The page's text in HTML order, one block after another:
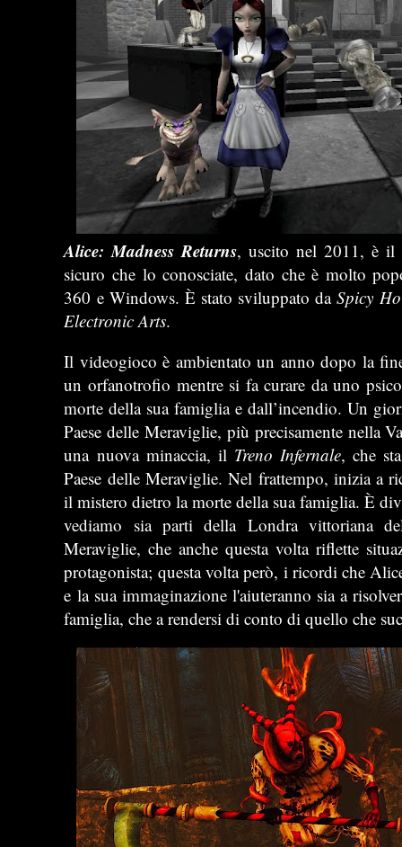
Alice: Madness Returns, uscito nel 2011, è il
sicuro che lo conosciate, dato che è molto
360 e Windows. È stato sviluppato daSpicy
Electronic Arts.
Il videogioco è ambientato un anno dopo la
un orfanotrofio mentre si fa curare da uno
morte della sua famiglia e dall’incendio. Un
Paese delle Meraviglie, più precisamente nella
una nuova minaccia, il Treno Infernale, che
Paese delle Meraviglie. Nel frattempo, inizia a
il mistero dietro la morte della sua famiglia. È
vediamo sia parti della Londra vittoriana
Meraviglie, che anche questa volta riflette
protagonista; questa volta però, i ricordi che
e la sua immaginazione l'aiuteranno sia a
famiglia, che a rendersi di conto di quello che